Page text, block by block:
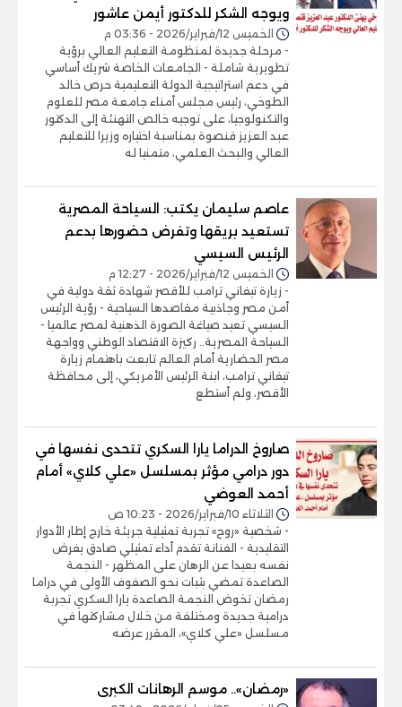
ويوجه الشكر للدكتور أيمن عاشور
الخميس 12/فبراير/2026 - 03:36 م
- مرحلة جديدة لمنظومة التعليم العالي برؤية
تطويرية شاملة - الجامعات الخاصة شريك أساسي
في دعم استراتيجية الدولة التعليمية حرص خالد
الطوخي، رئيس مجلس أمناء جامعة مصر للعلوم
والتكنولوجيا، على توجيه خالص التهنئة إلى الدكتور
عبد العزيز قنصوة بمناسبة اختياره وزيرا للتعليم
العالي والبحث العلمي، متمنيا له
عاصم سليمان يكتب: السياحة المصرية
تستعيد بريقها وتفرض حضورها بدعم
الرئيس السيسي
الخميس 12/فبراير/2026 - 12:27 م
- زيارة تيفاني ترامب للأقصر شهادة ثقة دولية في
أمن مصر وجاذبية مقاصدها السياحية - رؤية الرئيس
السيسي تعيد صياغة الصورة الذهنية لمصر عالميا -
السياحة المصرية.. ركيزة الاقتصاد الوطني وواجهة
مصر الحضارية أمام العالم تابعت باهتمام زيارة
تيفاني ترامب، ابنة الرئيس الأمريكي، إلى محافظة
الأقصر، ولم أستطع
صاروخ الدراما يارا السكري تتحدى نفسها في
دور درامي مؤثر بمسلسل «علي كلاي» أمام
أحمد العوضي
الثلاثاء 10/فبراير/2026 - 10:23 ص
- شخصية «روح» تجربة تمثيلية جريئة خارج إطار الأدوار
التقليدية - الفنانة تقدم أداء تمثيلي صادق يفرض
نفسه بعيدا عن الرهان على المظهر - النجمة
الصاعدة تمضي بثبات نحو الصفوف الأولى في دراما
رمضان تخوض النجمة الصاعدة يارا السكري تجربة
درامية جديدة ومختلفة من خلال مشاركتها في
مسلسل «علي كلاي»، المقرر عرضه
«رمضان».. موسم الرهانات الكبرى